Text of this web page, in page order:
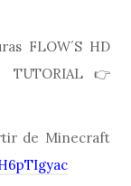
FLOW´S HD
TUTORIAL👉
de Minecraft